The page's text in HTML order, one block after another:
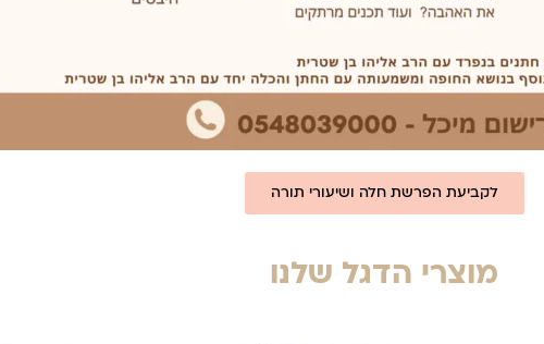
לקביעת הפרשת חלה ושיעורי תורה
מוצרי הדגל שלנו